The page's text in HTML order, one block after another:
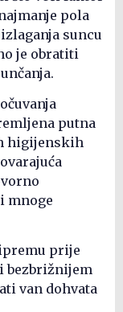
pola
suncu
je obratiti
putna
higijenskih
mnoge
prije
bezbrižnijem
van dohvata